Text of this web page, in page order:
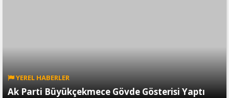
YEREL HABERLER
Ak Parti Büyükçekmece Gövde Gösterisi Yaptı